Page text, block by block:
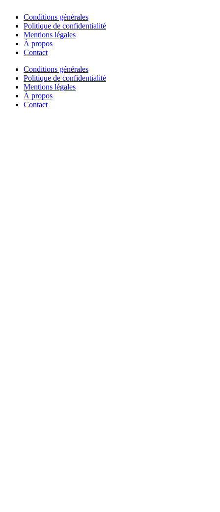
Conditions générales
Politique de confidentialité
Mentions légales
À propos
Contact
Conditions générales
Politique de confidentialité
Mentions légales
À propos
Contact